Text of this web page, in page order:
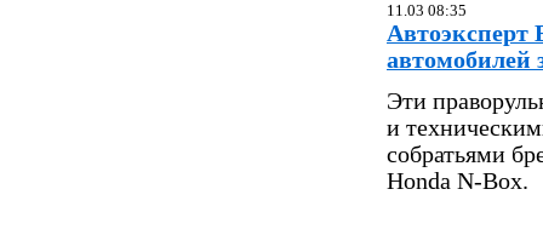
11.03 08:35
Автоэксперт
автомобилей
Эти
и
собратьями
Honda N-Box.